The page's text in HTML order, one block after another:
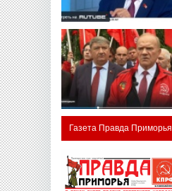
Газета Правда Приморья